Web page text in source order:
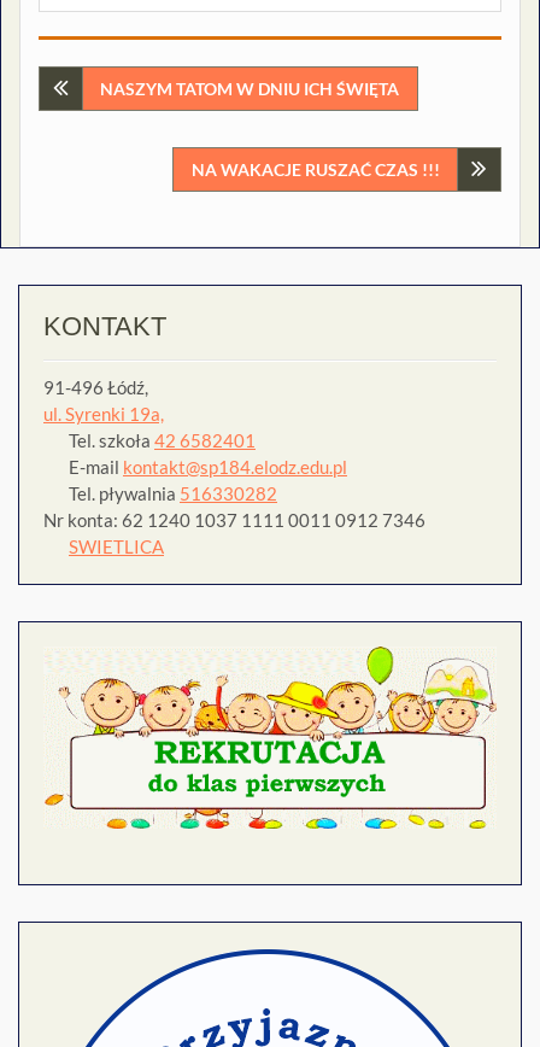
Nawigacja
NASZYM TATOM W DNIU ICH ŚWIĘTA
NA WAKACJE RUSZAĆ CZAS !!!
KONTAKT
91-496 Łódź,
ul. Syrenki 19a,
Tel. szkoła 42 6582401
E-mail kontakt@sp184.elodz.edu.pl
Tel. pływalnia 516330282
Nr konta: 62 1240 1037 1111 0011 0912 7346
SWIETLICA